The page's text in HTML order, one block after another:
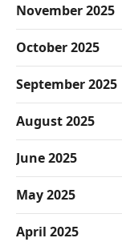
November 2025
October 2025
September 2025
August 2025
June 2025
May 2025
April 2025